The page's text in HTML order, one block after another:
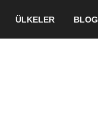
ÜLKELER BLOG